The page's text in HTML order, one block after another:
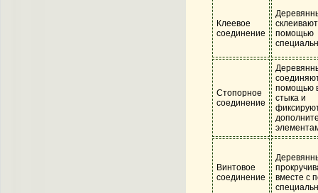
Клеевое
соединение
помощью
Стопорное
соединение
помощью
стыка и
Винтовое
соединение
вместе с